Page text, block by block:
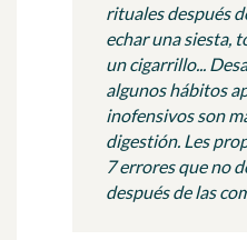
rituales después
echar una siesta,
un cigarrillo...
algunos hábitos
inofensivos son
digestión. Les
7 errores que no
después de las